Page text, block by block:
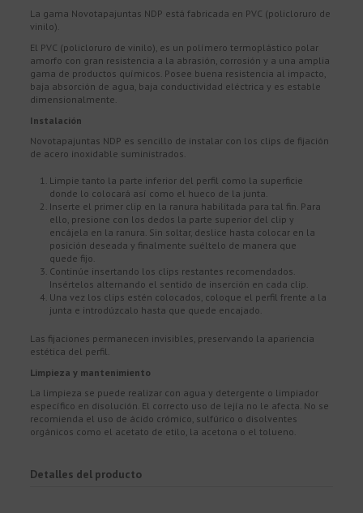
La gama Novotapajuntas NDP está fabricada en PVC (policloruro de
vinilo).
El PVC (policloruro de vinilo), es un polímero termoplástico polar
amorfo con gran resistencia a la abrasión, corrosión y a una amplia
gama de productos químicos. Posee buena resistencia al impacto,
baja absorción de agua, baja conductividad eléctrica y es estable
dimensionalmente.
Instalación
Novotapajuntas NDP es sencillo de instalar con los clips de fijación
de acero inoxidable suministrados.
Limpie tanto la parte inferior del perfil como la superficie
donde lo colocará así como el hueco de la junta.
Inserte el primer clip en la ranura habilitada para tal fin. Para
ello, presione con los dedos la parte superior del clip y
encájela en la ranura. Sin soltar, deslice hasta colocar en la
posición deseada y finalmente suéltelo de manera que
quede fijo.
Continúe insertando los clips restantes recomendados.
Insértelos alternando el sentido de inserción en cada clip.
Una vez los clips estén colocados, coloque el perfil frente a la
junta e introdúzcalo hasta que quede encajado.
Las fijaciones permanecen invisibles, preservando la apariencia
estética del perfil.
Limpieza y mantenimiento
La limpieza se puede realizar con agua y detergente o limpiador
específico en disolución. El correcto uso de lejía no le afecta. No se
recomienda el uso de ácido crómico, sulfúrico o disolventes
orgánicos como el acetato de etilo, la acetona o el tolueno.
Detalles del producto